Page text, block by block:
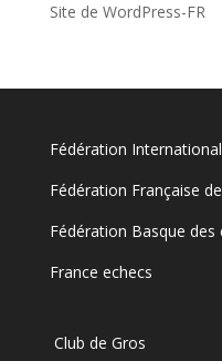
Site de WordPress-FR
Fédération
Fédération Française
Fédération Basque des
France echecs
Club de Gros